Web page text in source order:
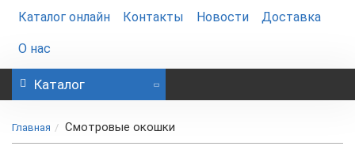
Каталог онлайн Контакты Новости Доставка
О нас
Каталог
Главная Смотровые окошки